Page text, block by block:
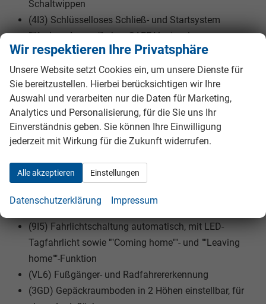
Schaltwippen
(4I3) Schlüsselloses Schließ- und Startsystem
""Keyless Access"" ohne SAFE-Verriegelung
(N2H) Sitzmittelbahnen der Vordersitze und der
äußeren Rücksitzplätze in Stoff ""Life""
(3L3) Vordersitze mit Höheneinstellung
EXTRAS:
(V73) 4 Leichtmetallräder ""Bangalore"" 6,5 J x 17
(6YD) Außenspiegel elektrisch einstell-, anklapp- und
beheizbar, mit Beifahrerspiegelabsenkung
(3S2) Dachreling schwarz
(7J1) Digital Cockpit, mehrfarbig, verschiedene Info-
(9I5) Fahrlichtschaltung automatisch, mit LED-
Tagfahrlicht sowie ""Coming home""- und ""Leaving
home""-Funktion
(VL6) Fußgänger- und Radfahrererkennung
(3GD) Gepäckraumboden in 2 Höhen einstellbar, für
Wir respektieren Ihre Privatsphäre
Unsere Website setzt Cookies ein, um unsere Dienste für
Sie bereitzustellen. Hierbei berücksichtigen wir Ihre
Auswahl und verarbeiten nur die Daten für Marketing,
Analytics und Personalisierung, für die Sie uns Ihr
Einverständnis geben. Sie können Ihre Einwilligung
jederzeit mit Wirkung für die Zukunft widerrufen.
Alle akzeptieren Einstellungen
Datenschutzerklärung Impressum